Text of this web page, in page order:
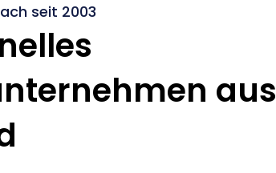
seit 2003
aus